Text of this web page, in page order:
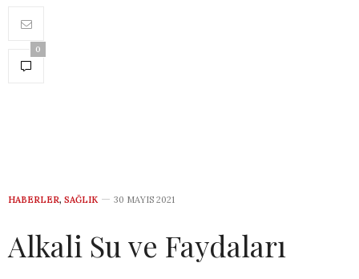
0
HABERLER, SAĞLIK 30 MAYIS 2021
Alkali Su ve Faydaları